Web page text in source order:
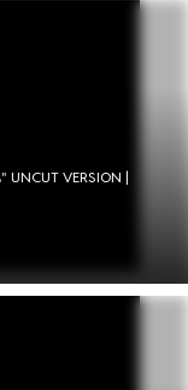
VERSION |